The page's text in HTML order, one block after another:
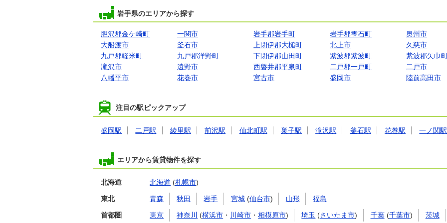
岩手県のエリアから探す
胆沢郡金ケ崎町 一関市 岩手郡岩手町 岩手郡雫石町
奥州市
大船渡市
釜石市 上閉伊郡大槌町 北上市
久慈市
九戸郡軽米町
九戸郡洋野町 下閉伊郡山田町 紫波郡紫波町
紫波郡矢巾
滝沢市
遠野市 西磐井郡平泉町 二戸郡一戸町
二戸市
八幡平市
花巻市 宮古市 盛岡市 陸前高田市
注目の駅ピックアップ
盛岡駅 二戸駅 綾里駅 前沢駅 仙北町駅 巣子駅 滝沢駅 釜石駅 花巻駅 一ノ関駅
エリアから賃貸物件を探す
北海道 北海道 (札幌市)
東北 青森 秋田 岩手 宮城(仙台市) 山形 福島
首都圏 東京 神奈川 (横浜市 ・ 川崎市 ・相模原市) 埼玉 (さいたま市) 千葉(千葉市) 茨城